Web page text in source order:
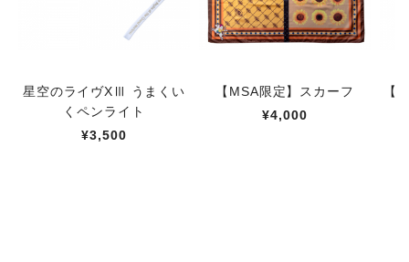
星空のライヴXⅢ うまくい
くペンライト
¥3,500
【MSA限定】スカーフ
¥4,000
【